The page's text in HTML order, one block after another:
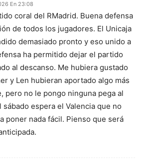
En 23:08
coral del RMadrid. Buena defensa
de todos los jugadores. El Unicaja
demasiado pronto y eso unido a
ha permitido dejar el partido
al descanso. Me hubiera gustado
y Len hubieran aportado algo más
pero no le pongo ninguna pega al
sábado espera el Valencia que no
poner nada fácil. Pienso que será